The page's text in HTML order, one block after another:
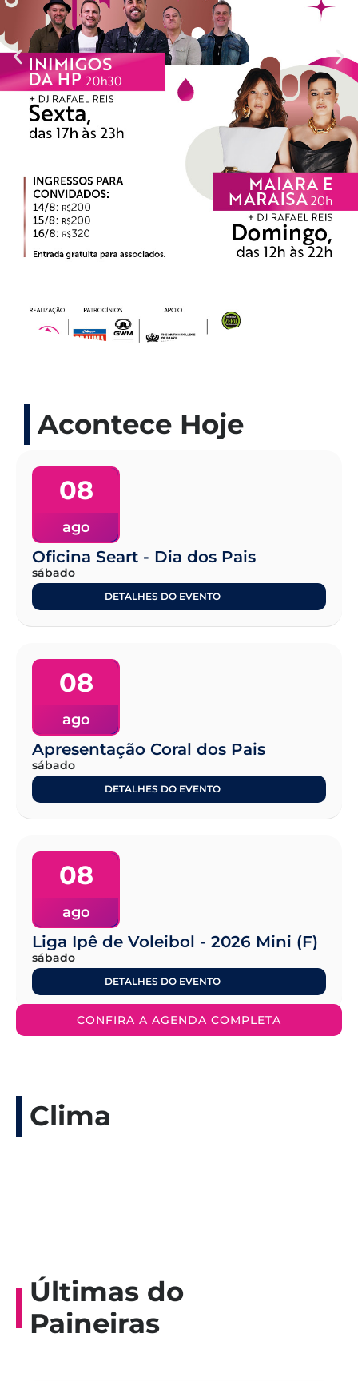
Acontece Hoje
08
ago
Oficina Seart - Dia dos Pais
sábado
DETALHES DO EVENTO
08
ago
Apresentação Coral dos Pais
sábado
DETALHES DO EVENTO
08
ago
Liga Ipê de Voleibol - 2026 Mini (F)
sábado
DETALHES DO EVENTO
CONFIRA A AGENDA COMPLETA
Clima
Últimas do
Paineiras